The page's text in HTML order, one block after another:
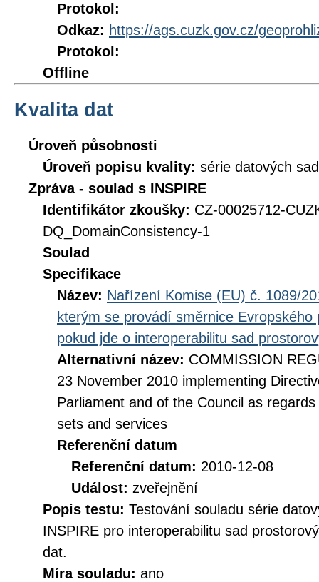
Protokol:
Odkaz: https://ags.cuzk.gov.cz/
Protokol:
Offline
Kvalita dat
Úroveň působnosti
Úroveň popisu kvality: série datových sad
Zpráva - soulad s INSPIRE
Identifikátor zkoušky: CZ-00025712-
DQ_DomainConsistency-1
Soulad
Specifikace
Název: Nařízení Komise (EU) č. 1089/
kterým se provádí směrnice
pokud jde o interoperabilitu sad
Alternativní název: COMMISSION
23 November 2010 implementing
Parliament and of the Council as
sets and services
Referenční datum
Referenční datum: 2010-12-08
Událost: zveřejnění
Popis testu: Testování souladu série
INSPIRE pro interoperabilitu sad
dat.
Míra souladu: ano